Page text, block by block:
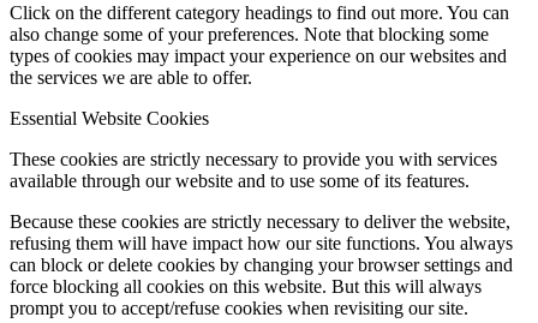
Click on the different category headings to find out more. You can
also change some of your preferences. Note that blocking some
types of cookies may impact your experience on our websites and
the services we are able to offer.
Essential Website Cookies
These cookies are strictly necessary to provide you with services
available through our website and to use some of its features.
Because these cookies are strictly necessary to deliver the website,
refusing them will have impact how our site functions. You always
can block or delete cookies by changing your browser settings and
force blocking all cookies on this website. But this will always
prompt you to accept/refuse cookies when revisiting our site.